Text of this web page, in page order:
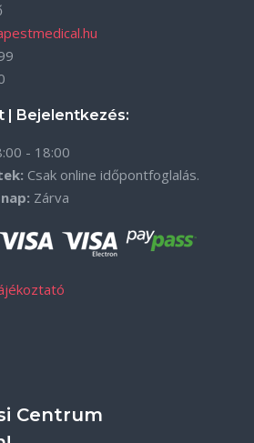
| Bejelentkezés:
- 18:00
Csak online időpontfoglalás.
Zárva
Centrum